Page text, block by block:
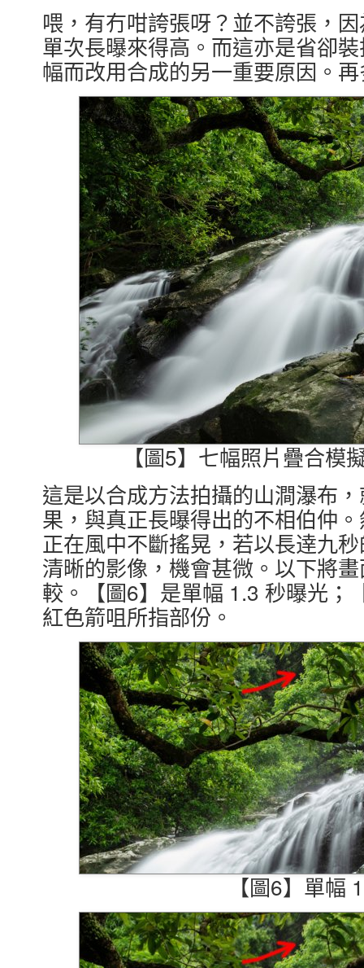
喂，有冇咁誇張呀？並不誇張，
單次長曝來得高。而這亦是省卻
幅而改用合成的另一重要原因。
【圖5】七幅照片疊合模
這是以合成方法拍攝的山澗瀑布
果，與真正長曝得出的不相伯仲
正在風中不斷搖晃，若以長逹九
清晰的影像，機會甚微。以下將
較。【圖6】是單幅 1.3 秒曝光；
紅色箭咀所指部份。
【圖6】單幅